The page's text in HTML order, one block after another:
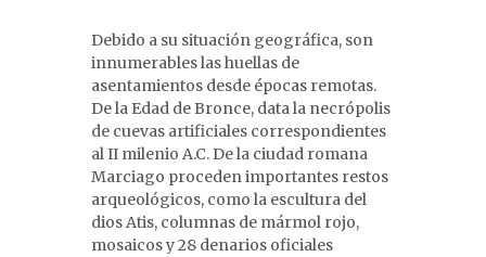
Debido a su situación geográfica, son
innumerables las huellas de
asentamientos desde épocas remotas.
De la Edad de Bronce, data la necrópolis
de cuevas artificiales correspondientes
al II milenio A.C. De la ciudad romana
Marciago proceden importantes restos
arqueológicos, como la escultura del
dios Atis, columnas de mármol rojo,
mosaicos y 28 denarios oficiales